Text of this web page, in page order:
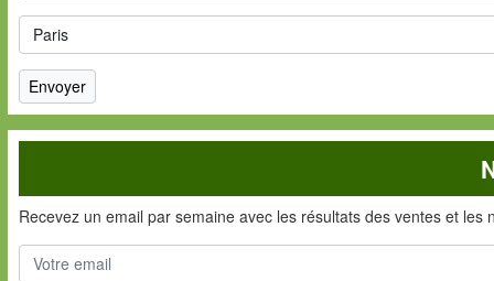
Recevez un email par semaine avec les résultats des ventes et